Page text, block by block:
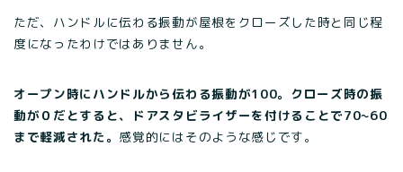
ただ、ハンドルに伝わる振動が屋根をクローズした時と同じ程
度になったわけではありません。
オープン時にハンドルから伝わる振動が100。クローズ時の振
動が０だとすると、ドアスタビライザーを付けることで70~60
まで軽減された。 感覚的にはそのような感じです。